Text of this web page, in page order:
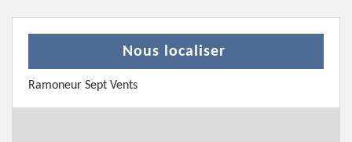
Nous localiser
Ramoneur Sept Vents